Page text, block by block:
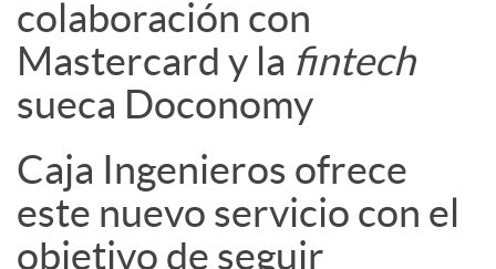
colaboración con
Mastercard y la fintech
sueca Doconomy
Caja Ingenieros ofrece
este nuevo servicio con el
objetivo de seguir